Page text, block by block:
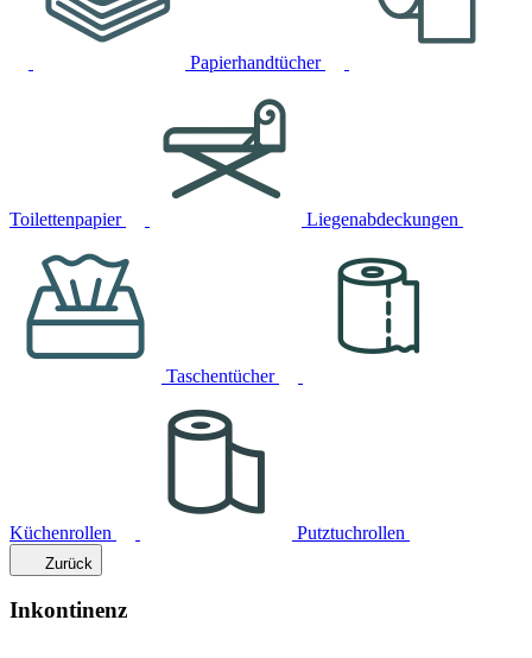
Papierhandtücher
Toilettenpapier Liegenabdeckungen
Taschentücher
Küchenrollen Putztuchrollen
Zurück
Inkontinenz